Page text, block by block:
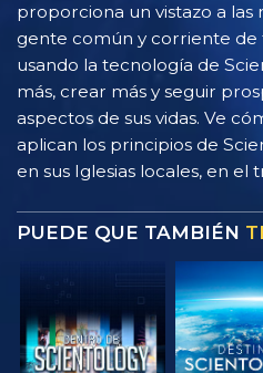
proporciona un vistazo a las
gente común y corriente de
usando la tecnología de
más, crear más y seguir
aspectos de sus vidas. Ve
aplican los principios de
en sus Iglesias locales, en el
PUEDE QUE TAMBIÉN